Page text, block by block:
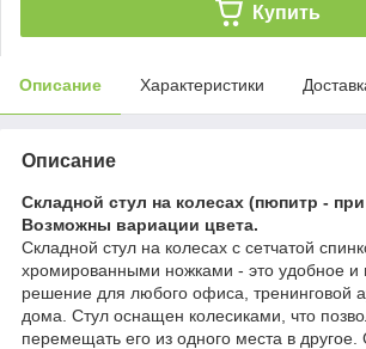
Купить
Описание Характеристики
Описание
Складной стул на колесах (пюпитр -
Возможны вариации цвета.
Складной стул на колесах с сетчатой
хромированными ножками - это удобное и
решение для любого офиса, тренинговой
дома. Стул оснащен колесиками, что
перемещать его из одного места в другое.